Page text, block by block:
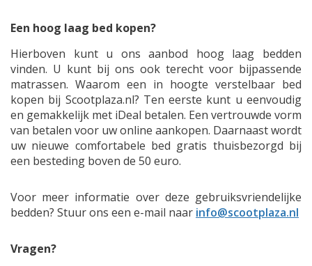
Een hoog laag bed kopen?
Hierboven kunt u ons aanbod hoog laag bedden
vinden. U kunt bij ons ook terecht voor bijpassende
matrassen. Waarom een in hoogte verstelbaar bed
kopen bij Scootplaza.nl? Ten eerste kunt u eenvoudig
en gemakkelijk met iDeal betalen. Een vertrouwde vorm
van betalen voor uw online aankopen. Daarnaast wordt
uw nieuwe comfortabele bed gratis thuisbezorgd bij
een besteding boven de 50 euro.
Voor meer informatie over deze gebruiksvriendelijke
bedden? Stuur ons een e-mail naar info@scootplaza.nl
Vragen?